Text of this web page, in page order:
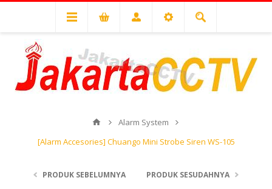
Alarm System
[Alarm Accesories] Chuango Mini Strobe Siren WS-105
PRODUK SEBELUMNYA PRODUK SESUDAHNYA